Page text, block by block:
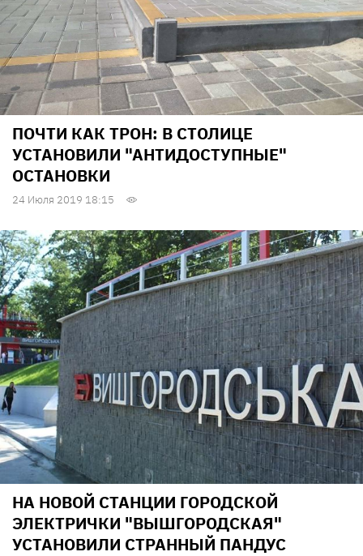
ПОЧТИ КАК ТРОН: В СТОЛИЦЕ
УСТАНОВИЛИ "АНТИДОСТУПНЫЕ"
ОСТАНОВКИ
24 Июля 2019 18:15
НА НОВОЙ СТАНЦИИ ГОРОДСКОЙ
ЭЛЕКТРИЧКИ "ВЫШГОРОДСКАЯ"
УСТАНОВИЛИ СТРАННЫЙ ПАНДУС